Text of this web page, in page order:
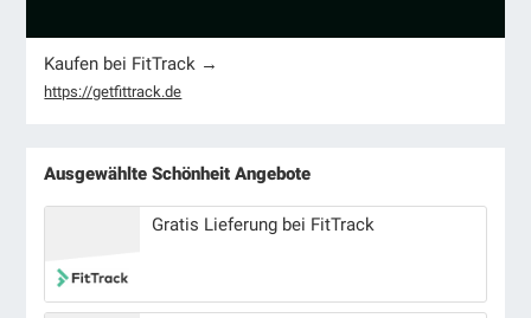
Kaufen bei FitTrack →
https://getfittrack.de
Ausgewählte Schönheit Angebote
Gratis Lieferung bei FitTrack